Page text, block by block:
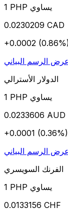
1 PHP يساوي
0.0230209 CAD
+0.0002
عرض الرسم البياني
الدولار الأسترالي
1 PHP يساوي
0.0233606 AUD
+0.0001 (0.36%)
عرض الرسم البياني
الفرنك السويسري
1 PHP يساوي
0.0133156 CHF